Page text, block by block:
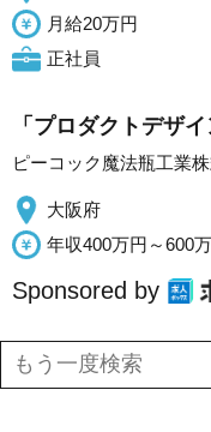
月給20万円
正社員
「プロダクトデザ
ピーコック魔法瓶工業
大阪府
年収400万円～600
Sponsored by